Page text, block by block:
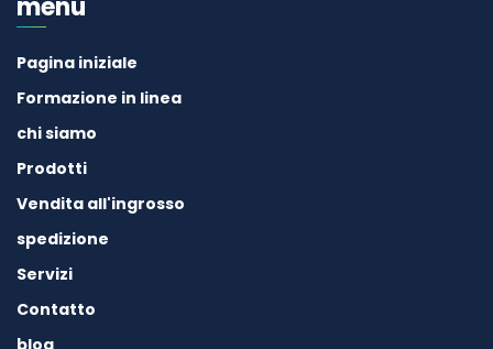
menù
Pagina iniziale
Formazione in linea
chi siamo
Prodotti
Vendita all'ingrosso
spedizione
Servizi
Contatto